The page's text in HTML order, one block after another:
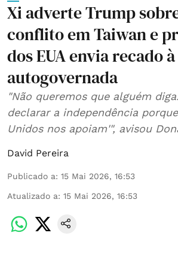
Xi adverte Trump
conflito em Taiwan e
dos EUA envia recado
autogovernada
"Não queremos que alguém
declarar a independência
Unidos nos apoiam'", avisou
David Pereira
Publicado a: 15 Mai 2026, 16:53
Atualizado a: 15 Mai 2026, 16:53